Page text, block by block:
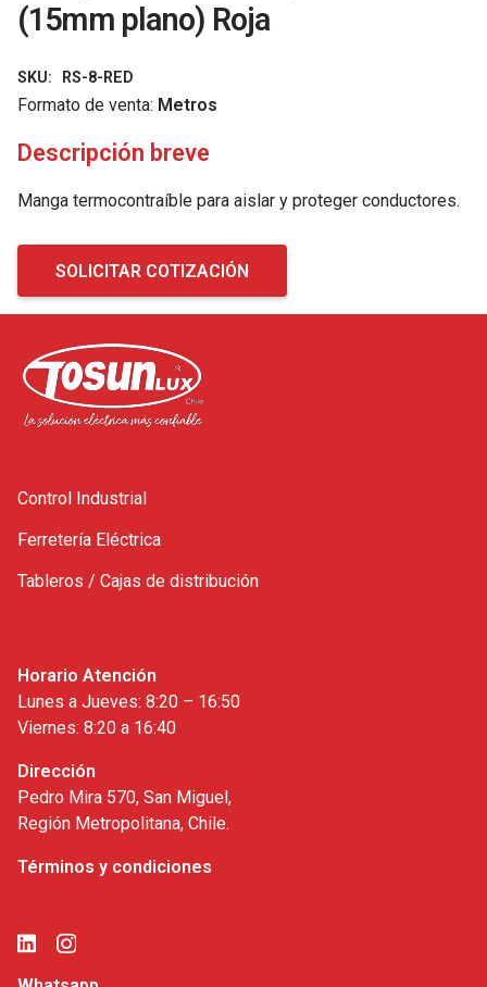
(15mm plano) Roja
SKU: RS-8-RED
Formato de venta: Metros
Descripción breve
Manga termocontraíble para aislar y proteger conductores.
SOLICITAR COTIZACIÓN
Control Industrial
Ferretería Eléctrica
Tableros / Cajas de distribución
Horario Atención
Lunes a Jueves: 8:20 – 16:50
Viernes: 8:20 a 16:40
Dirección
Pedro Mira 570, San Miguel,
Región Metropolitana, Chile.
Términos y condiciones